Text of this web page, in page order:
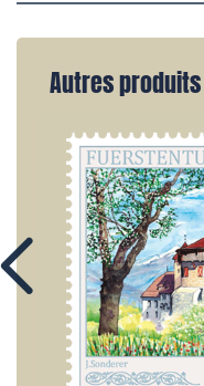
Autres produits